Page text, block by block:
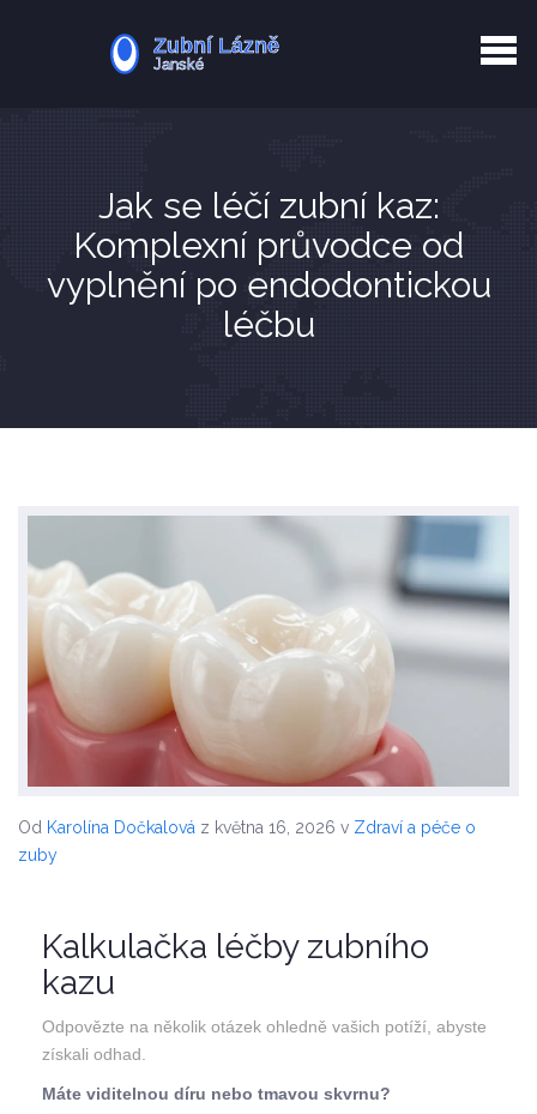
Zotavení po extrakci
Jak se léčí zubní kaz:
Komplexní průvodce od
vyplnění po endodontickou
léčbu
Od Karolína Dočkalová z května 16, 2026 v Zdraví a péče o
zuby
Kalkulačka léčby zubního
kazu
Odpovězte na několik otázek ohledně vašich potíží, abyste
získali odhad.
Máte viditelnou díru nebo tmavou skvrnu?